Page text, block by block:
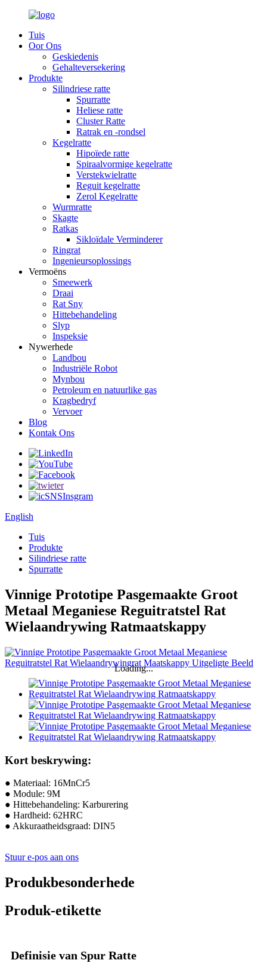
Tuis
Oor Ons
Geskiedenis
Gehalteversekering
Produkte
Silindriese ratte
Spurratte
Heliese ratte
Cluster Ratte
Ratrak en -rondsel
Kegelratte
Hipoïede ratte
Spiraalvormige kegelratte
Verstekwielratte
Reguit kegelratte
Zerol Kegelratte
Wurmratte
Skagte
Ratkas
Sikloïdale Verminderer
Ringrat
Ingenieursoplossings
Vermoëns
Smeewerk
Draai
Rat Sny
Hittebehandeling
Slyp
Inspeksie
Nywerhede
Landbou
Industriële Robot
Mynbou
Petroleum en natuurlike gas
Kragbedryf
Vervoer
Blog
Kontak Ons
English
Tuis
Produkte
Silindriese ratte
Spurratte
Vinnige Prototipe Pasgemaakte Groot
Metaal Meganiese Reguitratstel Rat
Wielaandrywing Ratmaatskappy
Loading...
Kort beskrywing:
● Materiaal: 16MnCr5
● Module: 9M
● Hittebehandeling: Karburering
● Hardheid: 62HRC
● Akkuraatheidsgraad: DIN5
Stuur e-pos aan ons
Produkbesonderhede
Produk-etikette
Definisie van Spur Ratte